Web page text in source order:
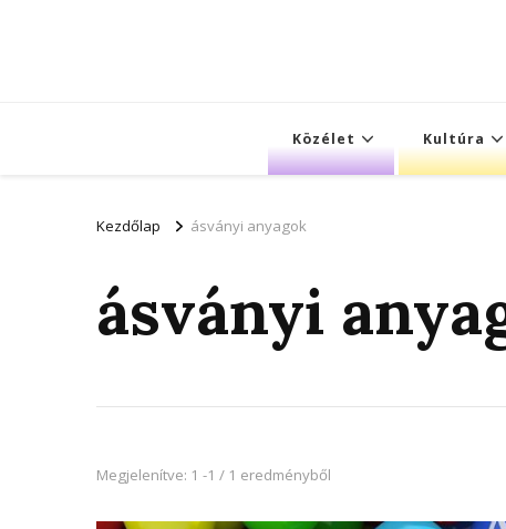
Közélet Kultúra
Kezdőlap ásványi anyagok
ásványi
Megjelenítve: 1 -1 / 1 eredményből